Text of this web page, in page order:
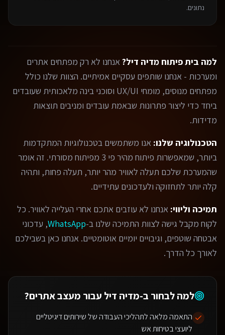
נתונים.
למה בית פיתוח מדיה דיל?אנחנו לא רק מפתחים אתרים
ומערכות - אנחנו שותפים עסקיים אמיתיים. הצוות שלנו כולל
מפתחים מנוסים, מומחי UX/UI וסוכני בינה מלאכותית שעובדים
ביחד כדי ליצור פתרונות שבאמת עובדים ומניבים תוצאות
מדידות.
הטכנולוגיה שלנו: אנו משתמשים בטכנולוגיות המתקדמות
ביותר, שמאפשרות פיתוח מהיר פי 3 מפיתוח מסורתי. זה אומר
שהמערכת שלכם תעלה לאוויר מהר יותר, תעלה פחות, ותהיה
קלה יותר לתחזוקה ולעדכונים עתידיים.
תמיכה וליווי: אנחנו לא עוזבים אתכם אחרי העלייה לאוויר. כל
לקוח מקבל גישה לצוות התמיכה שלנו ב-WhatsApp, עדכוני
אבטחה שוטפים, וגיבויים יומיים אוטומטיים. אנחנו כאן בשבילכם
לאורך כל הדרך.
למה לבחור ב-מדיה דיל עבור מעצב אתרים?
התאמה מלאה לתהליכי העבודה של שירותים דיגיטליים
ליועצי בטיחות אש